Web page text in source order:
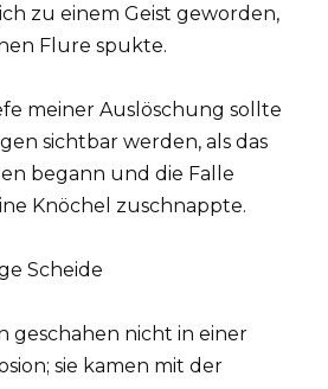
zu einem Geist geworden,
Flure spukte.
meiner Auslöschung sollte
sichtbar werden, als das
begann und die Falle
Knöchel zuschnappte.
Scheide
geschahen nicht in einer
sie kamen mit der